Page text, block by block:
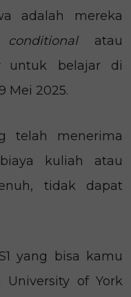
adalah mereka
conditionalatau
belajar di
Mei 2025.
telah menerima
kuliah atau
tidak dapat
yang bisa kamu
of York